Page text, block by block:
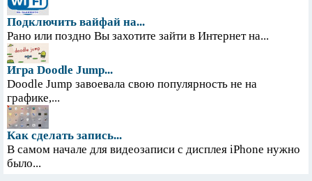
Подключить вайфай на...
Рано или поздно Вы захотите зайти в Интернет на...
Игра Doodle Jump...
Doodle Jump завоевала свою популярность не на
графике,...
Как сделать запись...
В самом начале для видеозаписи с дисплея iPhone нужно
было...